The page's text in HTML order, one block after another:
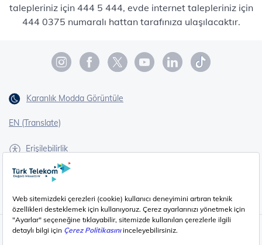
talepleriniz için 444 5 444, evde internet talepleriniz için
444 0375 numaralı hattan tarafınıza ulaşılacaktır.
Karanlık Modda Görüntüle
EN (Translate)
Erişilebilirlik
İşaret Dili Çevirisi